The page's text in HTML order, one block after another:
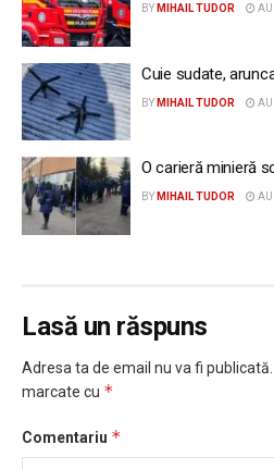
BY MIHAIL TUDOR
Cuie sudate,
BY MIHAIL TUDOR
O carieră minieră
BY MIHAIL TUDOR
Lasă un răspuns
Adresa ta de email nu va fi publicată.
marcate cu *
Comentariu *